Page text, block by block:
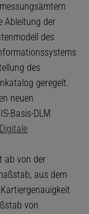
Ableitung der
des
des
geregelt.
neuen
Basis-DLM
Digitale
ab von der
aus dem
von